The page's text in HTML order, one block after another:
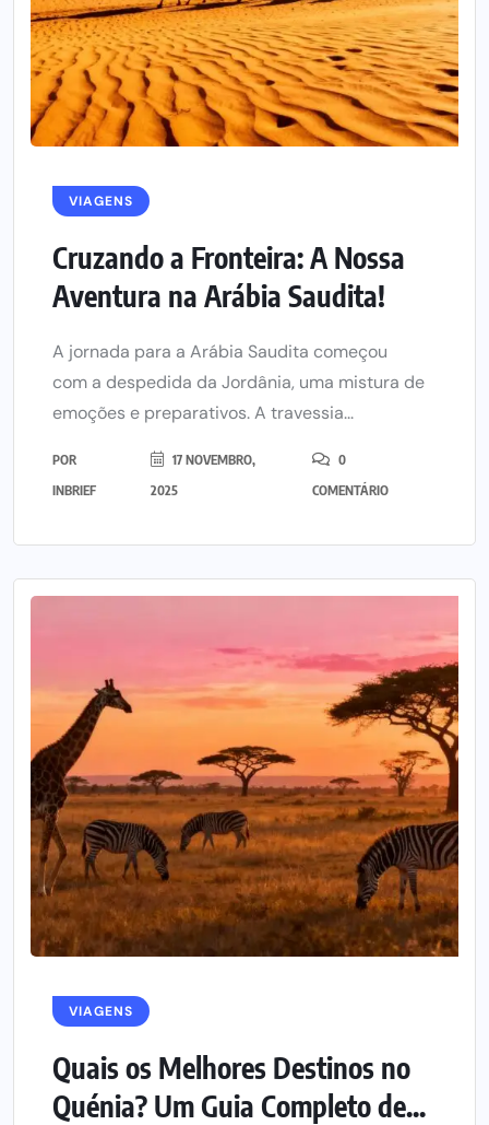
VIAGENS
Cruzando a Fronteira: A Nossa
Aventura na Arábia Saudita!
A jornada para a Arábia Saudita começou
com a despedida da Jordânia, uma mistura de
emoções e preparativos. A travessia...
POR
INBRIEF
17 NOVEMBRO,
2025
0
COMENTÁRIO
VIAGENS
Quais os Melhores Destinos no
Quénia? Um Guia Completo de...